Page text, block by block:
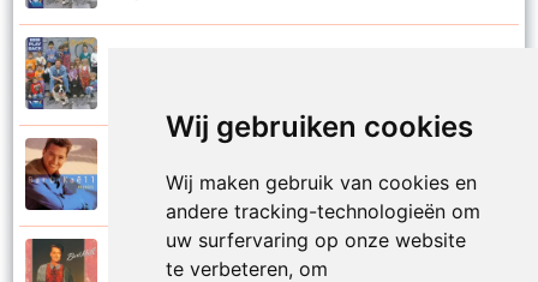
Wij gebruiken cookies
Wij maken gebruik van cookies en
andere tracking-technologieën om
uw surfervaring op onze website
te verbeteren, om
Prinses
Bart Kaell